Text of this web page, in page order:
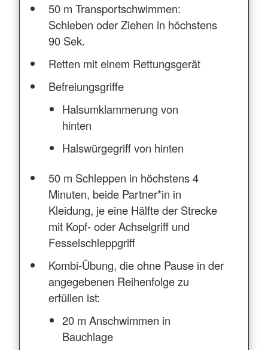
50 m Transportschwimmen:
Schieben oder Ziehen in höchstens
90 Sek.
Retten mit einem Rettungsgerät
Befreiungsgriffe
Halsumklammerung von
hinten
Halswürgegriff von hinten
50 m Schleppen in höchstens 4
Minuten, beide Partner*in in
Kleidung, je eine Hälfte der Strecke
mit Kopf- oder Achselgriff und
Fesselschleppgriff
Kombi-Übung, die ohne Pause in der
angegebenen Reihenfolge zu
erfüllen ist:
20 m Anschwimmen in
Bauchlage